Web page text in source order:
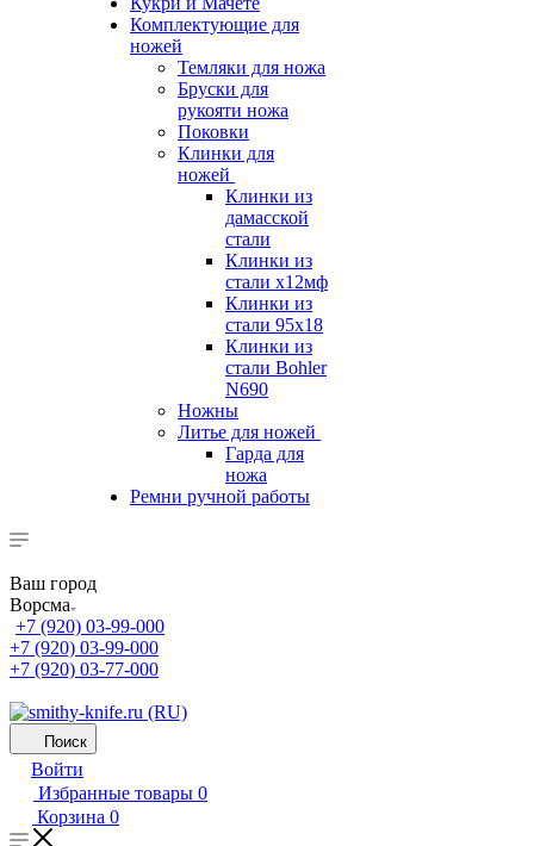
Комплектующие для
ножей
Темляки для ножа
Бруски для
рукояти ножа
Поковки
Клинки для
ножей
Клинки из
дамасской
стали
Клинки из
стали х12мф
Клинки из
стали 95х18
Клинки из
стали Bohler
N690
Ножны
Литье для ножей
Гарда для
ножа
Ремни ручной работы
Ваш город
Ворсма
+7 (920) 03-99-000
+7 (920) 03-99-000
+7 (920) 03-77-000
Поиск
Войти
Избранные товары 0
Корзина 0